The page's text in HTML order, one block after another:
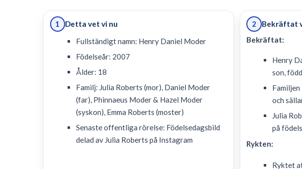
1
Detta vet vi nu
Fullständigt namn: Henry Daniel Moder
Födelseår: 2007
Ålder: 18
Familj: Julia Roberts (mor), Daniel Moder
(far), Phinnaeus Moder & Hazel Moder
(syskon), Emma Roberts (moster)
Senaste offentliga rörelse: Födelsedagsbild
delad av Julia Roberts på Instagram
2
Bekräftat
Bekräftat:
Henry
son,
och
Julia
på
Rykten:
Ryktet